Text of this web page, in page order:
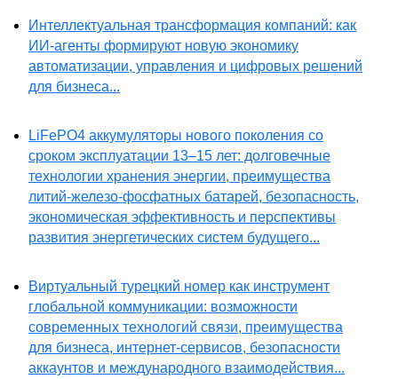
Интеллектуальная трансформация компаний: как
ИИ-агенты формируют новую экономику
автоматизации, управления и цифровых решений
для бизнеса...
LiFePO4 аккумуляторы нового поколения со
сроком эксплуатации 13–15 лет: долговечные
технологии хранения энергии, преимущества
литий-железо-фосфатных батарей, безопасность,
экономическая эффективность и перспективы
развития энергетических систем будущего...
Виртуальный турецкий номер как инструмент
глобальной коммуникации: возможности
современных технологий связи, преимущества
для бизнеса, интернет-сервисов, безопасности
аккаунтов и международного взаимодействия...